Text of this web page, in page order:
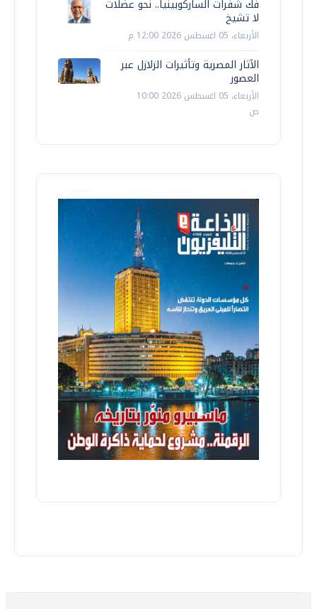
فك شفرات الساركوبينيا.. نحو عضلات
لا تشيخ
الأربعاء، 05 اغسطس 2026 12:00 م
الآثار المصرية وتأثيرات الزلازل عبر
العصور
الأربعاء، 05 اغسطس 2026 10:00
ص